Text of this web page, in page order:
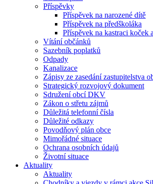
Příspěvky
Příspěvek na narozené dítě
Příspěvek na předškoláka
Příspěvek na kastraci koček
Vítání občánků
Sazebník poplatků
Odpady
Kanalizace
Zápisy ze zasedání zastupitelstva
Strategický rozvojový dokument
Sdružení obcí DKV
Zákon o střetu zájmů
Důležitá telefonní čísla
Důležité odkazy
Povodňový plán obce
Mimořádné situace
Ochrana osobních údajů
Životní situace
Aktuality
Aktuality